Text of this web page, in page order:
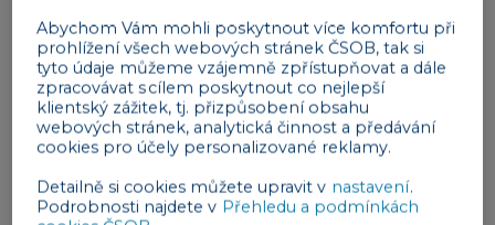
Jaké by mělo být vaše logo?
Zkušený grafik by se před samotným návrhem loga
měl důkladně seznámit s vaší společností, nabídkou
Na základě těchto informací by měl přistoupit
Abychom Vám mohli poskytnout více komfortu při
prohlížení všech webových stránek ČSOB, tak si
tyto údaje můžeme vzájemně zpřístupňovat a dále
zpracovávat s cílem poskytnout co nejlepší
klientský zážitek, tj. přizpůsobení obsahu
webových stránek, analytická činnost a předávání
cookies pro účely personalizované reklamy.
Detailně si cookies můžete upravit v nastavení.
Podrobnosti najdete v Přehledu a podmínkách